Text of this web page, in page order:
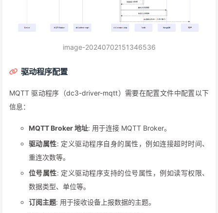
image-20240702151346536
驱动程序配置
MQTT 驱动程序（dc3-driver-mqtt）需要在配置文件中配置以下
信息：
MQTT Broker 地址: 用于连接 MQTT Broker。
驱动属性: 定义驱动程序自身的属性，例如连接超时时间、
重连次数等。
位号属性: 定义驱动程序支持的位号属性，例如读写权限、
数据类型、单位等。
订阅主题: 用于接收设备上报数据的主题。